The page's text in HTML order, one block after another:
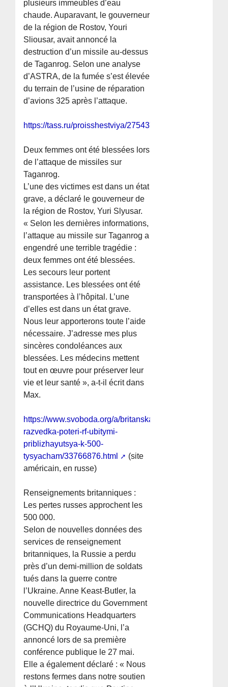
plusieurs immeubles d’eau
chaude. Auparavant, le gouverneur
de la région de Rostov, Youri
Sliousar, avait annoncé la
destruction d’un missile au-dessus
de Taganrog. Selon une analyse
d’ASTRA, de la fumée s’est élevée
du terrain de l’usine de réparation
d’avions 325 après l’attaque.
https://tass.ru/proisshestviya/27543711
Deux femmes ont été blessées lors
de l’attaque de missiles sur
Taganrog.
L’une des victimes est dans un état
grave, a déclaré le gouverneur de
la région de Rostov, Yuri Slyusar.
« Selon les dernières informations,
l’attaque au missile sur Taganrog a
engendré une terrible tragédie :
deux femmes ont été blessées.
Les secours leur portent
assistance. Les blessées ont été
transportées à l’hôpital. L’une
d’elles est dans un état grave.
Nous leur apporterons toute l’aide
nécessaire. J’adresse mes plus
sincères condoléances aux
blessées. Les médecins mettent
tout en œuvre pour préserver leur
vie et leur santé », a-t-il écrit dans
Max.
https://www.svoboda.org/a/britanskaya-
razvedka-poteri-rf-ubitymi-
priblizhayutsya-k-500-
tysyacham/33766876.html
(site
américain, en russe)
Renseignements britanniques :
Les pertes russes approchent les
500 000.
Selon de nouvelles données des
services de renseignement
britanniques, la Russie a perdu
près d’un demi-million de soldats
tués dans la guerre contre
l’Ukraine. Anne Keast-Butler, la
nouvelle directrice du Government
Communications Headquarters
(GCHQ) du Royaume-Uni, l’a
annoncé lors de sa première
conférence publique le 27 mai.
Elle a également déclaré : « Nous
restons fermes dans notre soutien